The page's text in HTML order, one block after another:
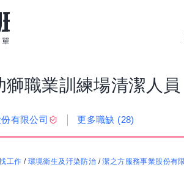
獅職業訓練場清潔人員
有限公司 更多職缺 (28)
工作 / 環境衛生及汙染防治 /潔之方服務事業股份有